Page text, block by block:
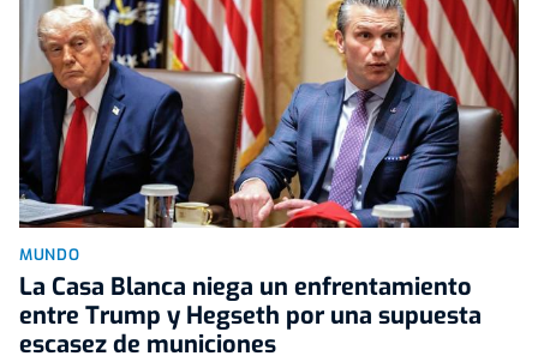
MUNDO
La Casa Blanca niega un enfrentamiento
entre Trump y Hegseth por una supuesta
escasez de municiones